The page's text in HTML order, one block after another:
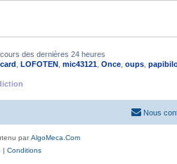
des dernières 24 heures
LOFOTEN mic43121 Once oups
Nous
parAlgoMeca.Com
| Conditions